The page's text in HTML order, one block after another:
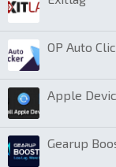
OP Auto
Apple
Gearup